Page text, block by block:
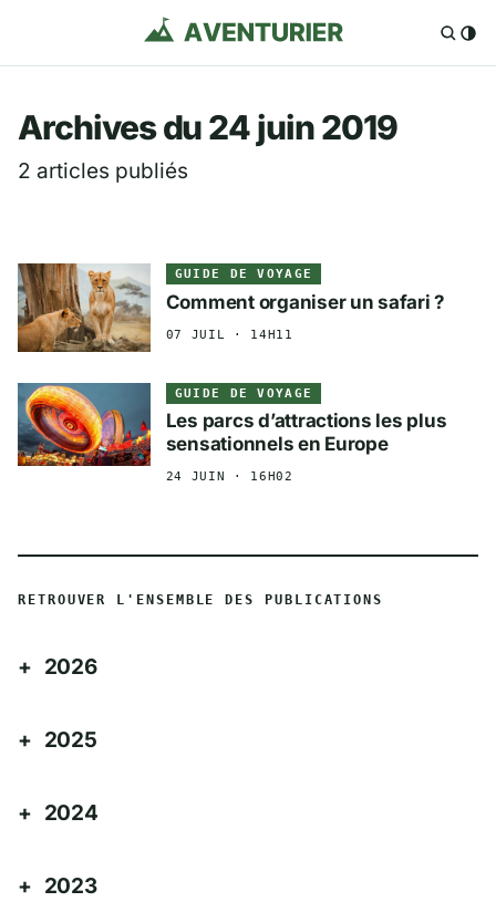
Aventurier.fr —
Archives du 24 juin 2019
2 articles publiés
GUIDE DE VOYAGE
Comment organiser un safari ?
07 JUIL · 14H11
GUIDE DE VOYAGE
Les parcs d’attractions les plus
sensationnels en Europe
24 JUIN · 16H02
RETROUVER L'ENSEMBLE DES PUBLICATIONS
2026
2025
2024
2023